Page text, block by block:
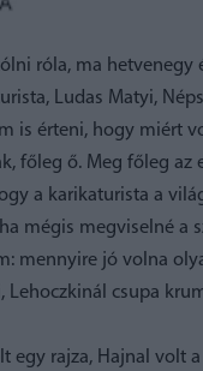
róla, ma
Ludas Matyi,
is érteni, hogy miért
főleg ő. Meg főleg
a karikaturista a
mégis megviselné a
mennyire jó volna
Lehoczkinál csupa
egy rajza, Hajnal volt